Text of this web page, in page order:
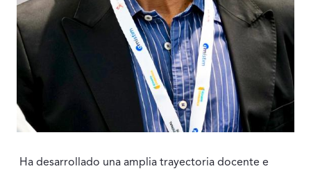
Ha desarrollado una amplia trayectoria docente e